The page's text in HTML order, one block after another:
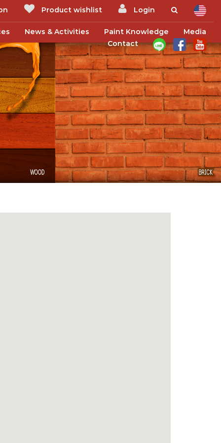
Product wishlist Login
News & Activities Paint Knowledge
Media
Contact